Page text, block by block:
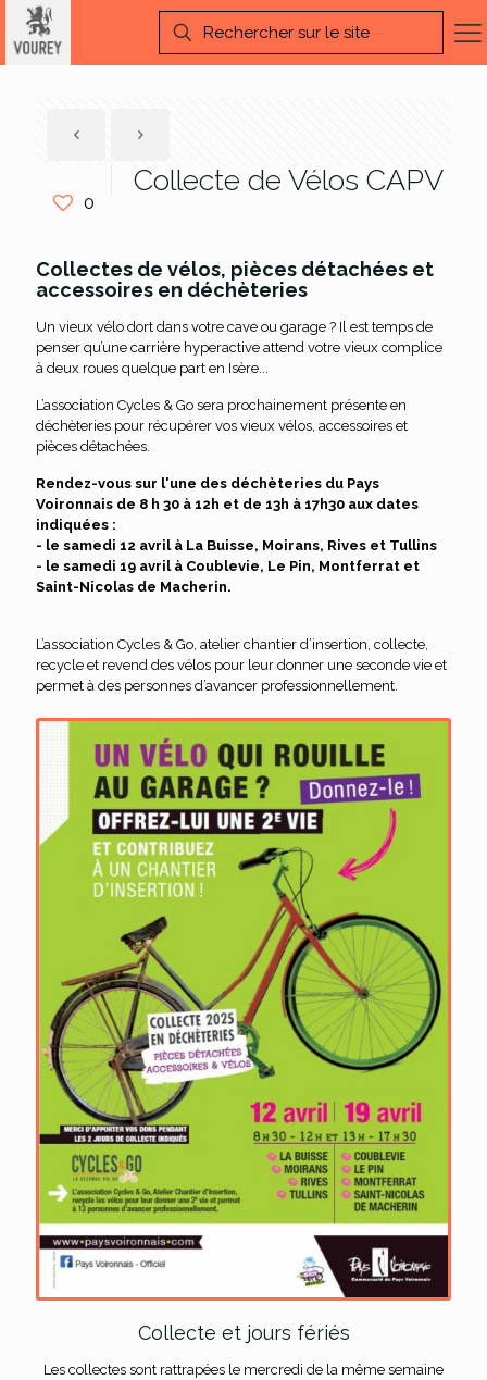
0
Collecte de Vélos CAPV
Collectes de vélos, pièces détachées et
accessoires en déchèteries
Un vieux vélo dort dans votre cave ou garage ? Il est temps de
penser qu’une carrière hyperactive attend votre vieux complice
à deux roues quelque part en Isère...
L’association Cycles & Go sera prochainement présente en
déchèteries pour récupérer vos vieux vélos, accessoires et
pièces détachées.
Rendez-vous sur l'une des déchèteries du Pays
Voironnais de 8 h 30 à 12h et de 13h à 17h30 aux dates
indiquées :
- le samedi 12 avril à La Buisse, Moirans, Rives et Tullins
- le samedi 19 avril à Coublevie, Le Pin, Montferrat et
Saint-Nicolas de Macherin.
L’association Cycles & Go, atelier chantier d’insertion, collecte,
recycle et revend des vélos pour leur donner une seconde vie et
permet à des personnes d’avancer professionnellement.
Collecte et jours fériés
Les collectes sont rattrapées le mercredi de la même semaine